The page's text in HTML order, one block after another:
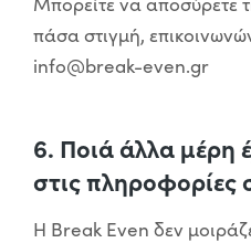
πάσα στιγμή,
info@break-even.gr
6. Ποιά άλλα μέρη
στις πληροφορίες
Η Break Even δεν